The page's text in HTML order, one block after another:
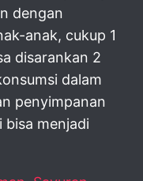
dengan
anak, cukup 1
disarankan 2
dalam
penyimpanan
menjadi